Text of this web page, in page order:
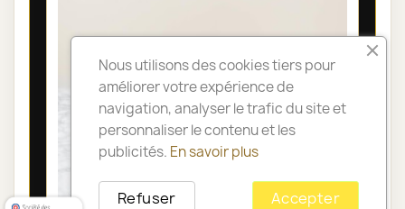
Nous utilisons des cookies tiers pour
améliorer votre expérience de
navigation, analyser le trafic du site et
personnaliser le contenu et les
publicités. En savoir plus
Accepter
Refuser